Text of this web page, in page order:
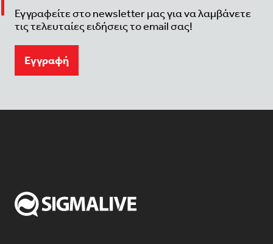
Εγγραφείτε στο newsletter μας για να λαμβάνετε
τις τελευταίες ειδήσεις το email σας!
Eγγραφή